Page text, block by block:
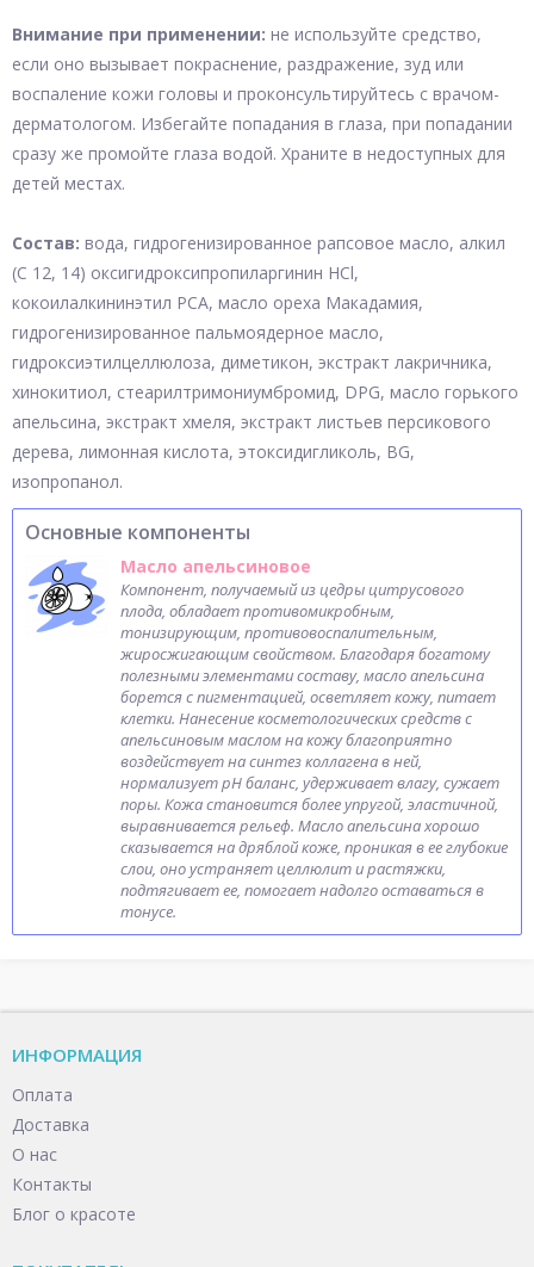
Внимание при применении: не используйте средство,
если оно вызывает покраснение, раздражение, зуд или
воспаление кожи головы и проконсультируйтесь с врачом-
дерматологом. Избегайте попадания в глаза, при попадании
сразу же промойте глаза водой. Храните в недоступных для
детей местах.
Состав: вода, гидрогенизированное рапсовое масло, алкил
(С 12, 14) оксигидроксипропиларгинин HCl,
кокоилалкининэтил РСА, масло ореха Макадамия,
гидрогенизированное пальмоядерное масло,
гидроксиэтилцеллюлоза, диметикон, экстракт лакричника,
хинокитиол, стеарилтримониумбромид, DPG, масло горького
апельсина, экстракт хмеля, экстракт листьев персикового
дерева, лимонная кислота, этоксидигликоль, BG,
изопропанол.
Основные компоненты
Масло апельсиновое
Компонент, получаемый из цедры цитрусового
плода, обладает противомикробным,
тонизирующим, противовоспалительным,
жиросжигающим свойством. Благодаря богатому
полезными элементами составу, масло апельсина
борется с пигментацией, осветляет кожу, питает
клетки. Нанесение косметологических средств с
апельсиновым маслом на кожу благоприятно
воздействует на синтез коллагена в ней,
нормализует рН баланс, удерживает влагу, сужает
поры. Кожа становится более упругой, эластичной,
выравнивается рельеф. Масло апельсина хорошо
сказывается на дряблой коже, проникая в ее глубокие
слои, оно устраняет целлюлит и растяжки,
подтягивает ее, помогает надолго оставаться в
тонусе.
ИНФОРМАЦИЯ
Оплата
Доставка
О нас
Контакты
Блог о красоте